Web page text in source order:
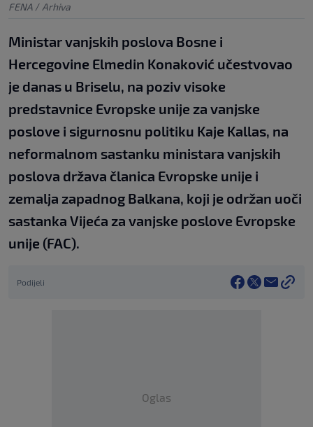
FENA / Arhiva
Ministar vanjskih poslova Bosne i
Hercegovine Elmedin Konaković učestvovao
je danas u Briselu, na poziv visoke
predstavnice Evropske unije za vanjske
poslove i sigurnosnu politiku Kaje Kallas, na
neformalnom sastanku ministara vanjskih
poslova država članica Evropske unije i
zemalja zapadnog Balkana, koji je održan uoči
sastanka Vijeća za vanjske poslove Evropske
unije (FAC).
Podijeli
Oglas